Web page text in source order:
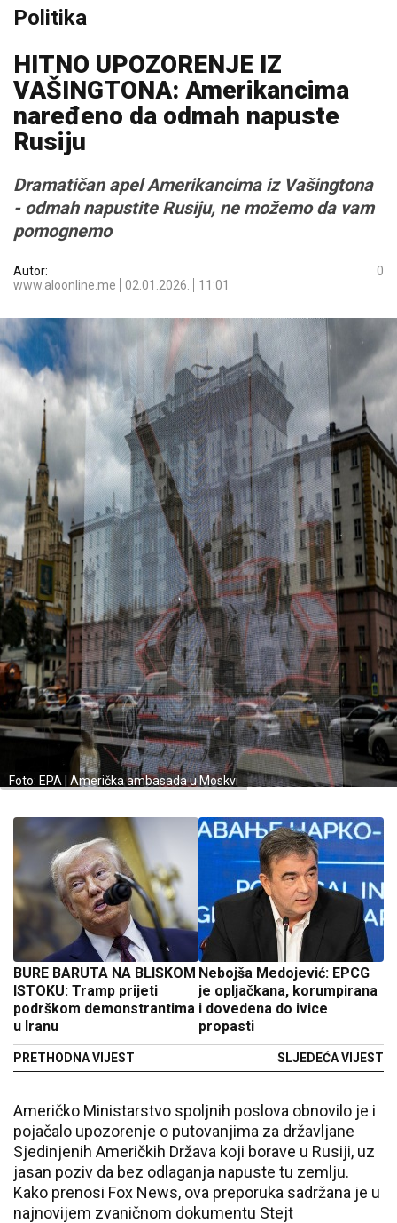
Politika
HITNO UPOZORENJE IZ
VAŠINGTONA: Amerikancima
naređeno da odmah napuste
Rusiju
Dramatičan apel Amerikancima iz Vašingtona
- odmah napustite Rusiju, ne možemo da vam
pomognemo
Autor:
www.aloonline.me
02.01.2026. 11:01
0
Foto: EPA | Američka ambasada u Moskvi
BURE BARUTA NA BLISKOM
ISTOKU: Tramp prijeti
podrškom demonstrantima
u Iranu
PRETHODNA VIJEST
Nebojša Medojević: EPCG
je opljačkana, korumpirana
i dovedena do ivice
propasti
SLJEDEĆA VIJEST
Američko Ministarstvo spoljnih poslova obnovilo je i
pojačalo upozorenje o putovanjima za državljane
Sjedinjenih Američkih Država koji borave u Rusiji, uz
jasan poziv da bez odlaganja napuste tu zemlju.
Kako prenosi Fox News, ova preporuka sadržana je u
najnovijem zvaničnom dokumentu Stejt